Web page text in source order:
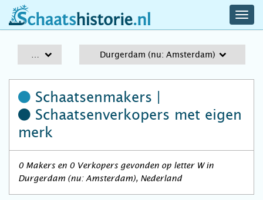
schaatshistorie.nl
Durgerdam (nu: Amsterdam)
Schaatsenmakers |
Schaatsenverkopers met eigen
merk
0 Makers en 0 Verkopers gevonden op letter W in
Durgerdam (nu: Amsterdam), Nederland